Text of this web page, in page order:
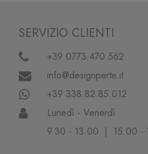
SERVIZIO CLIENTI
+39 0773.470.562
info@designperte.it
+39 338.82.85.012
Lunedì - Venerdì
9.30 - 13.00 | 15.00 -